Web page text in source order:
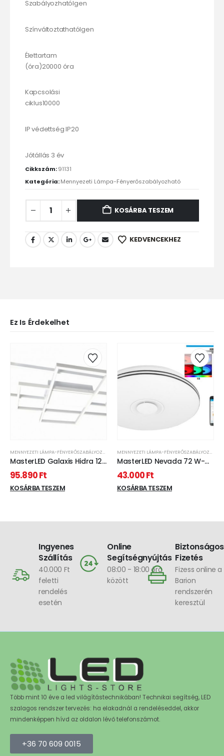
SzabályozhatóIgen
SzínváltoztathatóIgen
Élettartam
(óra)20000 óra
Kapcsolási
ciklus10000
IP védettség IP20
Jótállás 3 év
Cikkszám:91131
Kategória:Mennyezeti Lámpa-Fényerőszabályozható
KOSÁRBA TESZEM
KEDVENCEKHEZ
Ez Is Érdekelhet
MENNYEZETI LÁMPA-FÉNYERŐSZABÁLYOZHATÓ
MasterLED Galaxis Hidra 126
W-os, 90x50 cm fehér LED
távirányítós mennyezeti
lámpa
95.890Ft
KOSÁRBA TESZEM
MENNYEZETI LÁMPA-FÉNYERŐSZABÁLYOZHATÓ
MasterLED Nevada 72 W-
os, 50 cm fehér LED
távirányítós mennyezeti
lámpa
43.000Ft
KOSÁRBA TESZEM
Ingyenes
Szállítás
40.000 Ft
feletti
rendelés
esetén
Online
Segítségnyújtás
08:00 - 18:00 óra
között
Biztonságos
Fizetés
Fizess online a
Barion
rendszerén
keresztül
Több mint 10 éve a led világítástechnikában! Technikai segítség, LED
szalagos rendszer tervezés: ha elakadnál a rendeléseddel, akkor
mindenképpen hívd az oldalon lévő telefonszámot.
+36 70 609 0015